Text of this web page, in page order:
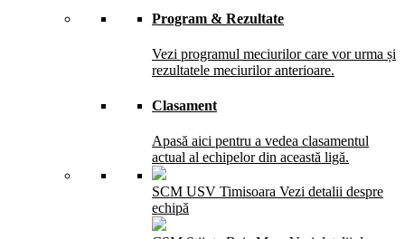
Program & Rezultate
Vezi programul meciurilor care vor urma și
rezultatele meciurilor anterioare.
Clasament
Apasă aici pentru a vedea clasamentul
actual al echipelor din această ligă.
SCM USV Timisoara Vezi detalii despre
echipă